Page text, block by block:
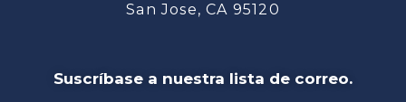
San Jose, CA 95120
Suscríbase a nuestra lista de correo.